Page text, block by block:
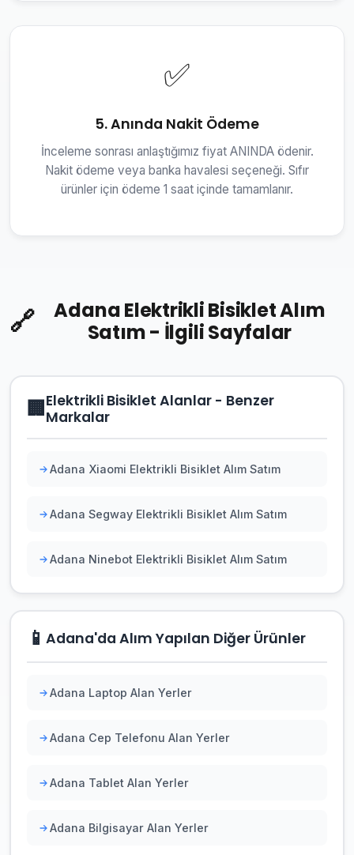
✅
5. Anında Nakit Ödeme
İnceleme sonrası anlaştığımız fiyat ANINDA ödenir.
Nakit ödeme veya banka havalesi seçeneği. Sıfır
ürünler için ödeme 1 saat içinde tamamlanır.
🔗
Adana Elektrikli Bisiklet Alım
Satım - İlgili Sayfalar
🏢Elektrikli Bisiklet Alanlar - Benzer
Markalar
Adana Xiaomi Elektrikli Bisiklet Alım Satım
Adana Segway Elektrikli Bisiklet Alım Satım
Adana Ninebot Elektrikli Bisiklet Alım Satım
📱 Adana'da Alım Yapılan Diğer Ürünler
Adana Laptop Alan Yerler
Adana Cep Telefonu Alan Yerler
Adana Tablet Alan Yerler
Adana Bilgisayar Alan Yerler